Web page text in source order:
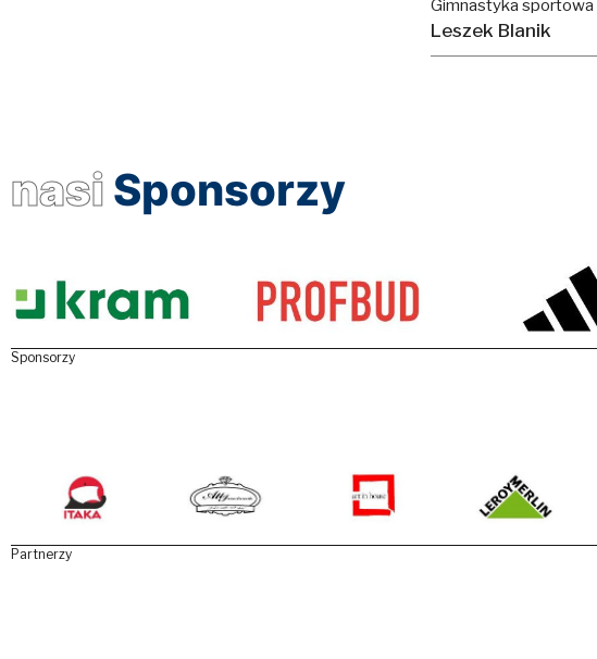
Gimnastyka sportowa
Leszek Blanik
nasi Sponsorzy
Sponsorzy
Partnerzy